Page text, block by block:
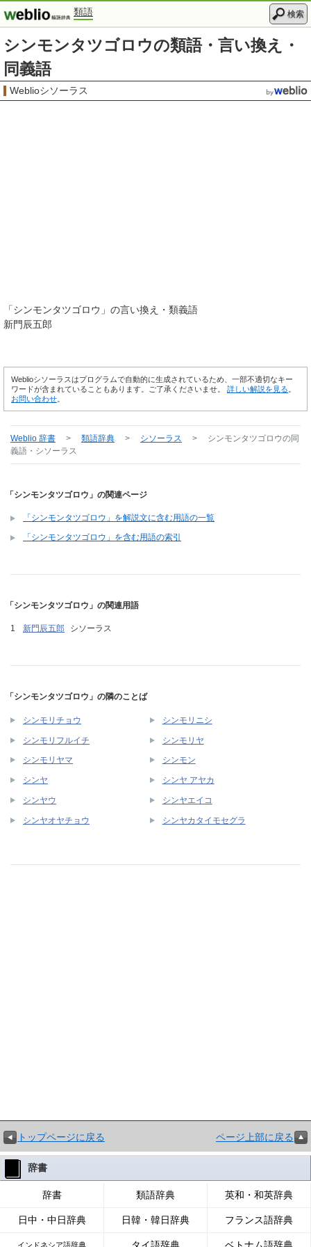
類語 検索
シンモンタツゴロウの類語・言い換え・
同義語
Weblioシソーラス
「シンモンタツゴロウ 」の言い換え・類義語
新門辰五郎
Weblioシソーラスはプログラムで自動的に生成されているため、一部不適切なキー
ワードが含まれていることもあります。ご了承くださいませ。 詳しい解説を見る
お問い合わせ
Weblio 辞書 > 類語辞典 > シソーラス > シンモンタツゴロウの同
義語・シソーラス
「シンモンタツゴロウ」の関連ページ
「シンモンタツゴロウ」を解説文に含む用語の一覧
「シンモンタツゴロウ」を含む用語の索引
「シンモンタツゴロウ」の関連用語
新門辰五郎 シソーラス
「シンモンタツゴロウ」の隣のことば
シンモリチョウ シンモリニシ
シンモリフルイチ シンモリヤ
シンモリヤマ シンモン
シンヤ シンヤ アヤカ
シンヤウ シンヤエイコ
シンヤオヤチョウ シンヤカタイモセグラ
トップページに戻る ページ上部に戻る
辞書
辞書 類語辞典 英和・和英辞典
日中・中日辞典 日韓・韓日辞典 フランス語辞典
インドネシア語辞典